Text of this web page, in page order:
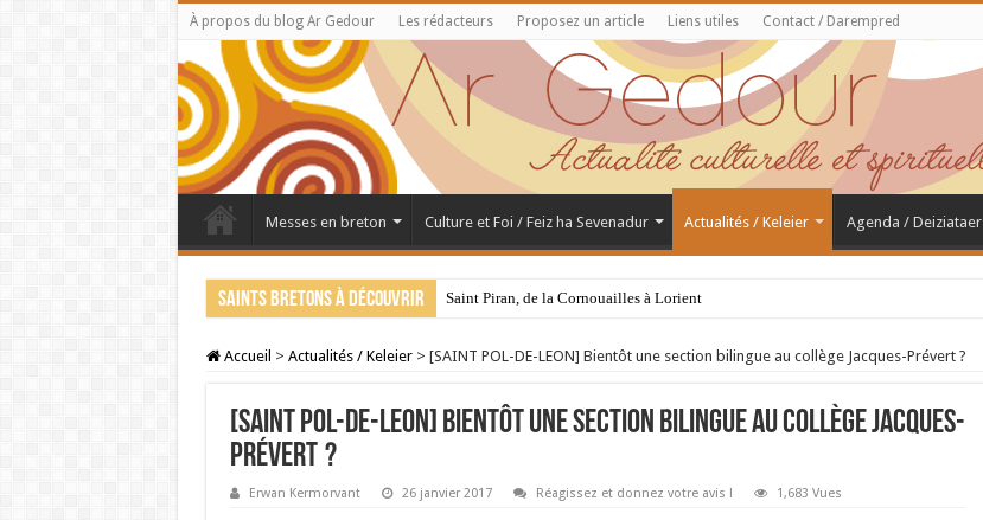
À propos du blog Ar Gedour Les rédacteurs Proposez un article Liens utiles Contact / Darempred
Messes en breton Culture et Foi / Feiz ha Sevenadur Actualités / Keleier Agenda / Deiziataer
Saints bretons à découvrir Saint Piran, de la Cornouailles à Lorient
Accueil > Actualités / Keleier > [SAINT POL-DE-LEON] Bientôt une section bilingue au collège Jacques-Prévert ?
[SAINT POL-DE-LEON] Bientôt une section bilingue au collège Jacques-
Prévert ?
Erwan Kermorvant 26 janvier 2017 Réagissez et donnez votre avis ! 1,683 Vues